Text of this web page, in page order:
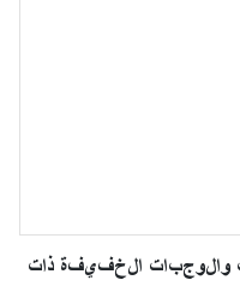
الخفيفة ذات